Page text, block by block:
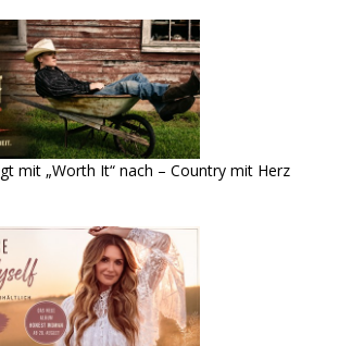
mit „Worth It“ nach – Country mit Herz